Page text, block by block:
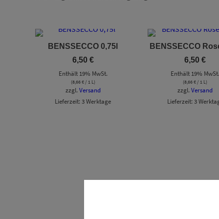
BENSSECCO 0,75l
6,50 €
Enthält 19% MwSt.
(8,66€/ 1 L)
zzgl. Versand
Lieferzeit: 3 Werktage
BENSSECCO
6,50€
Enthält 19% MwSt.
(8,66€ / 1 L)
zzgl.Versand
Lieferzeit: 3